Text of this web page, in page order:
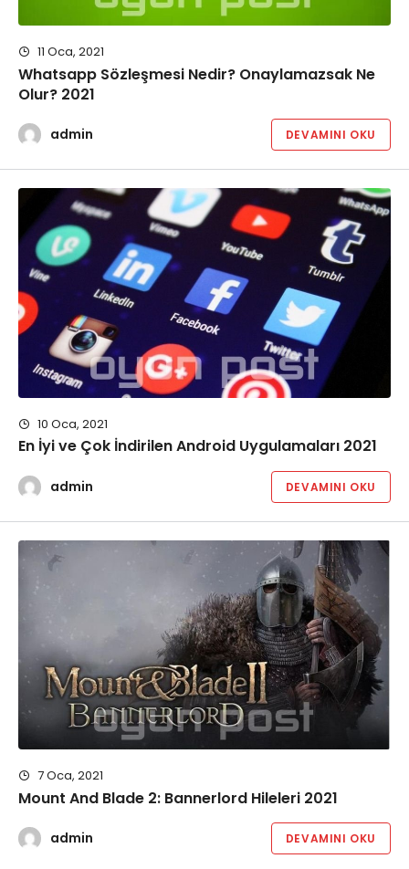
11 Oca, 2021
Whatsapp Sözleşmesi Nedir? Onaylamazsak Ne
Olur? 2021
admin DEVAMINI OKU
10 Oca, 2021
En İyi ve Çok İndirilen Android Uygulamaları 2021
admin DEVAMINI OKU
7 Oca, 2021
Mount And Blade 2: Bannerlord Hileleri 2021
admin DEVAMINI OKU